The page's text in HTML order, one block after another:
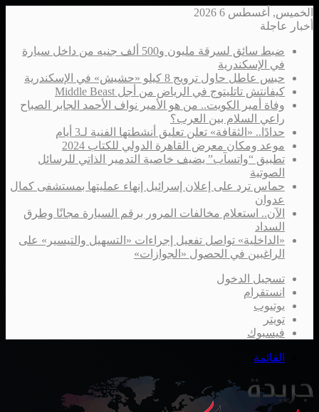
الخميس, أغسطس 6 2026
أخبار عاجلة
ضبط سائق لسرقة مليون و500 ألف جنيه من داخل سيارة
في الإسكندرية
حبس عاطل حاول ترويج 8 كيلو «حشيش» في الإسكندرية
كيفانتش تاتليتوج في الرياض من أجل Middle Beast
وفاة أمير الكويت.. من هو الأمير نواف الأحمد الجابر الصباح
راعي السلام بين العرب؟
حدادًا.. «الثقافة» تعلن تعليق أنشطتها الفنية لـ3 أيام
موعد ومكان معرض القاهرة الدولي للكتاب 2024
تطبيق “واتسآب” يضيف خاصية التدمير الذاتي للرسائل
الصوتية
حماس ترد على إعلان إسرائيل إنهاء عمليتها بمستشفى كمال
عدوان
الآن.. استعلام مخالفات المرور برقم السيارة مجانًا وطرق
السداد
«الداخلية» تواصل تفعيل إجراءات «التسهيل والتيسير» على
الراغبين في الحصول «الجوازات»
تسجيل الدخول
انستقرام
يوتيوب
تويتر
فيسبوك
القائمة